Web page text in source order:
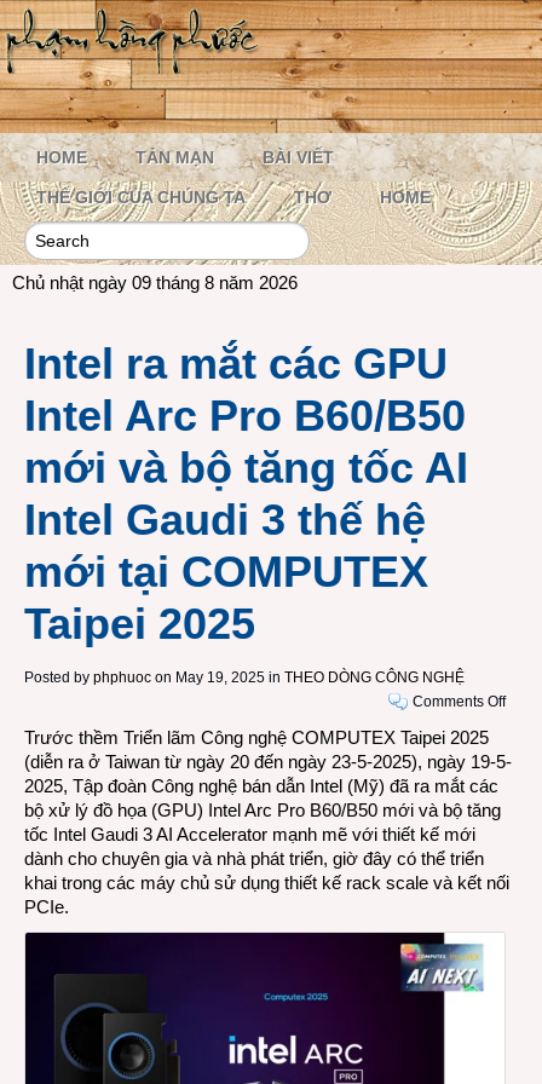
HOME TẢN MẠN BÀI VIẾT
THẾ GIỚI CỦA CHÚNG TA THƠ HOME
Chủ nhật ngày 09 tháng 8 năm 2026
Intel ra mắt các GPU
Intel Arc Pro B60/B50
mới và bộ tăng tốc AI
Intel Gaudi 3 thế hệ
mới tại COMPUTEX
Taipei 2025
Posted by phphuoc on May 19, 2025 in THEO DÒNG CÔNG NGHỆ
Comments Offon
Pro
Trước thềm Triển lãm Công nghệ COMPUTEX Taipei 2025
(diễn ra ở Taiwan từ ngày 20 đến ngày 23-5-2025), ngày 19-5-
2025, Tập đoàn Công nghệ bán dẫn Intel (Mỹ) đã ra mắt các
bộ xử lý đồ họa (GPU) Intel Arc Pro B60/B50 mới và bộ tăng
tốc Intel Gaudi 3 AI Accelerator mạnh mẽ với thiết kế mới
dành cho chuyên gia và nhà phát triển, giờ đây có thể triển
khai trong các máy chủ sử dụng thiết kế rack scale và kết nối
PCIe.